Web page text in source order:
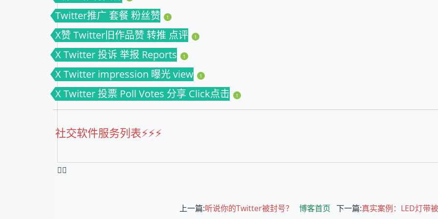
Twitter推广 套餐 粉丝赞 1
X赞 Twitter旧作品赞 转推 点评 1
X Twitter 投诉 举报 Reports 1
X Twitter impression 曝光 view 1
X Twitter 投票 Poll Votes 分享 Click点击 1
社交软件服务列表⚡️⚡️⚡️
❤️‍🔥
上一篇:听说你的Twitter被封号？ 博客首页 下一篇:真实案例：LED灯带